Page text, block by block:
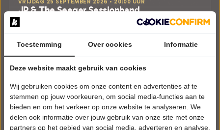
VRIJDAG 25 SEPTEMBER 2026 • 20:00 UUR
JP & The Seeger Sessionband
POPULAIRE MUZIEK
Meer info
Toestemming Over cookies Informatie
Deze website maakt gebruik van cookies
Wij gebruiken cookies om onze content en advertenties af te
stemmen op jouw voorkeuren, om social media-functies aan te
bieden en om het verkeer op onze website te analyseren. We
delen ook informatie over jouw gebruik van onze site met onze
partners op het gebied van social media, adverteren en analyse.